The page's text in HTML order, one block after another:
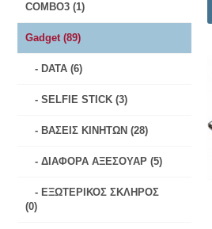
COMBO3 (1)
Gadget (89)
- DATA (6)
- SELFIE STICK (3)
- ΒΑΣΕΙΣ ΚΙΝΗΤΩΝ (28)
- ΔΙΑΦΟΡΑ ΑΞΕΣΟΥΑΡ (5)
- ΕΞΩΤΕΡΙΚΟΣ ΣΚΛΗΡΟΣ
(0)